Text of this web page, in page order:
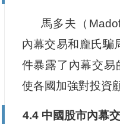
馬多夫（
內幕交易和龐氏騙
件暴露了內幕交易
使各國加強對投資
4.4 中國股市內幕